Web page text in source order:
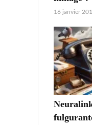
16 janvier